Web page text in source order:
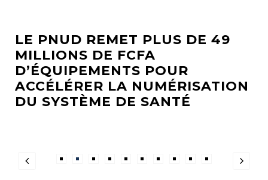
LE PNUD REMET PLUS DE 49
MILLIONS DE FCFA
D’ÉQUIPEMENTS POUR
ACCÉLÉRER LA NUMÉRISATION
DU SYSTÈME DE SANTÉ